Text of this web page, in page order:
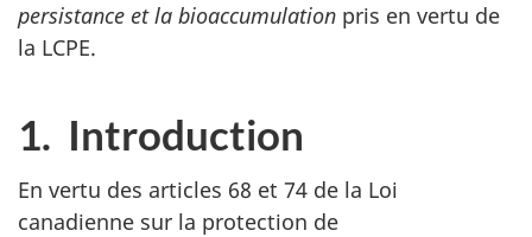
persistance et la bioaccumulation pris en vertu de
la LCPE.
1. Introduction
En vertu des articles 68 et 74 de la Loi
canadienne sur la protection de